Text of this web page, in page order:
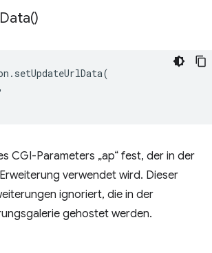
Data()
. setUpdateUrlData(
,
CGI-Parameters „ap“ fest, der in der
verwendet wird. Dieser
ignoriert, die in der
gehostet werden.